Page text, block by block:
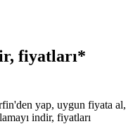
fiyatları*
yap, uygun fiyata al,
indir, fiyatları